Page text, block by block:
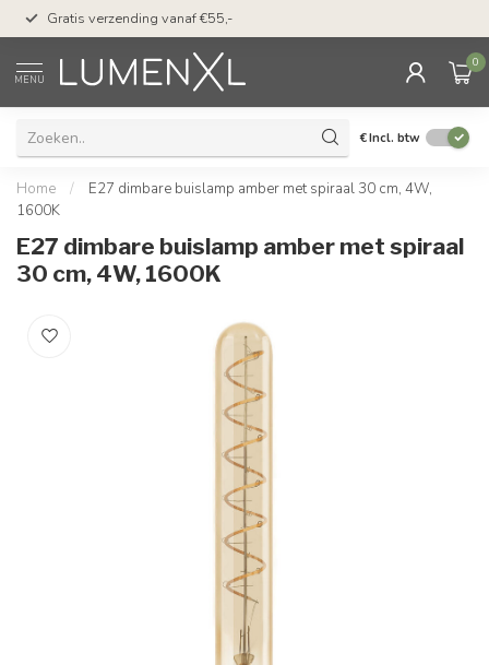
Gratis verzending vanaf €55,-
MENU
0
€Incl. btw
Home /
E27 dimbare buislamp amber met spiraal 30 cm, 4W,
1600K
E27 dimbare buislamp amber met spiraal
30 cm, 4W, 1600K